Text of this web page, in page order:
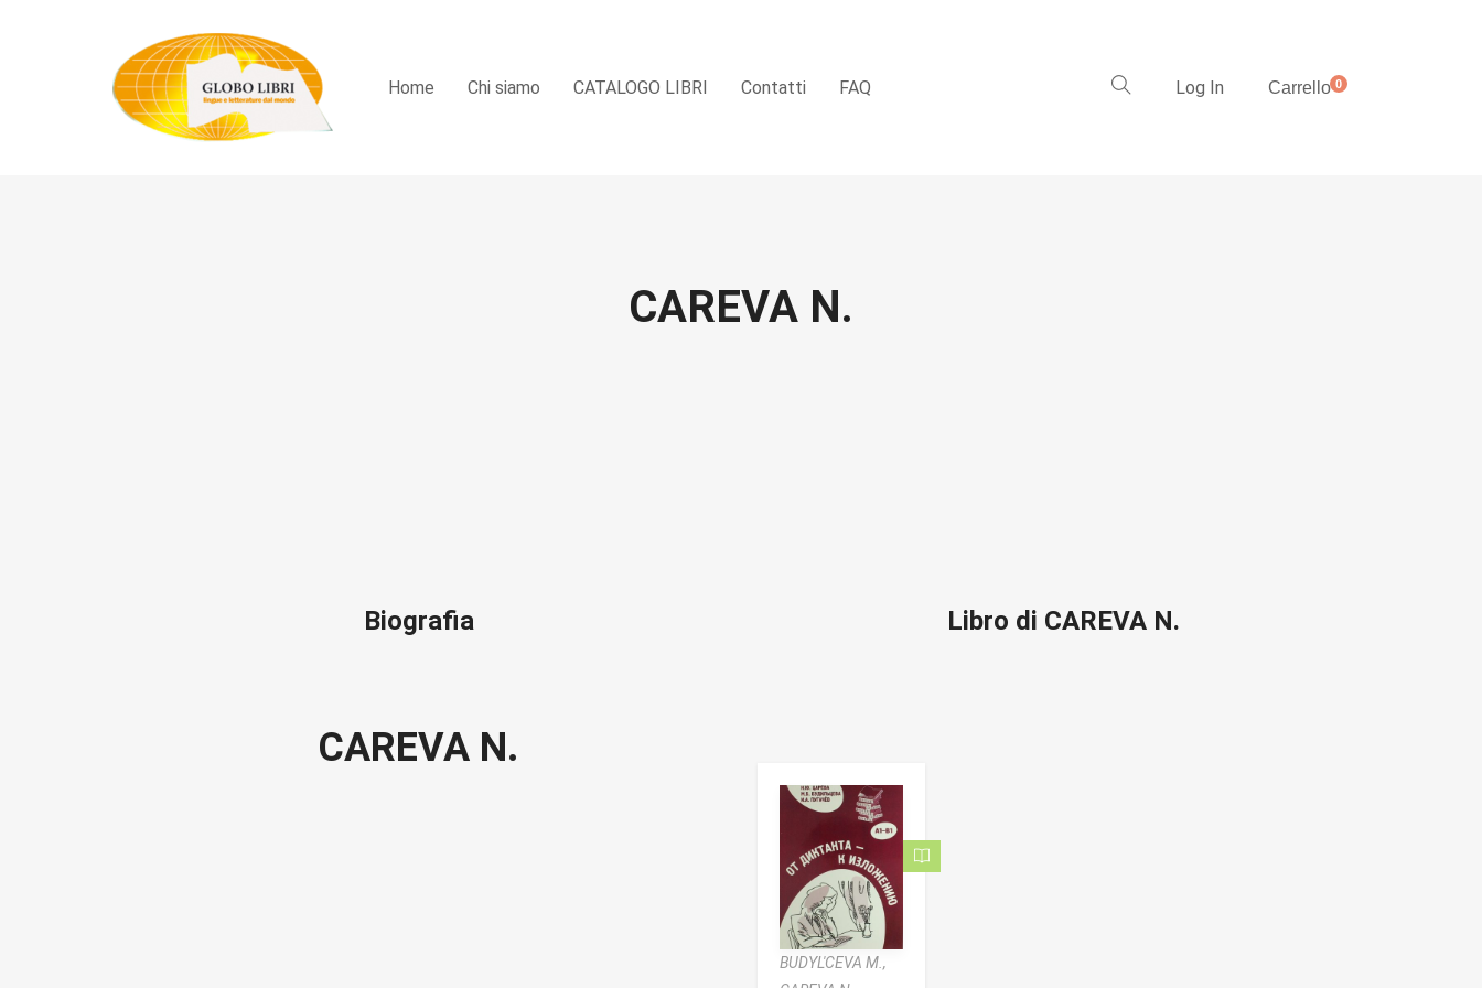
Home Chi siamo CATALOGO LIBRI Contatti FAQ Log In Carrello0
CAREVA N.
Biografia
CAREVA N.
Libro di CAREVA N.
BUDYL'CEVA M.,